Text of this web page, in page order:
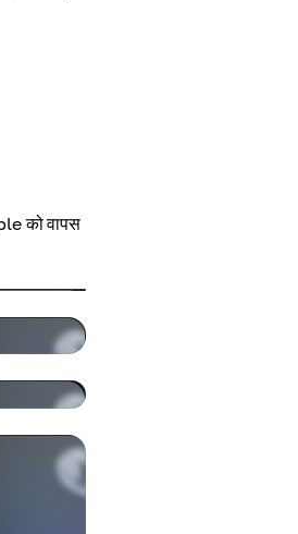
को वापस